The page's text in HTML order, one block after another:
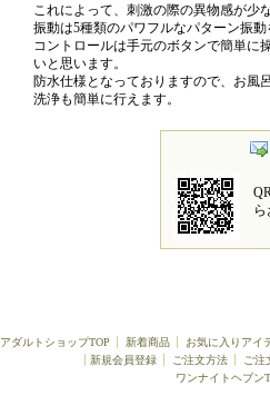
これによって、刺激の際の異物感が少
振動は5種類のパワフルなパターン振
コントロールは手元のボタンで簡単に
いと思います。
防水仕様となっておりますので、お風
洗浄も簡単に行えます。
アダルトショップTOP 新着商品
お気に入りアイ
新規会員登録
ご注文方法
ご注
ワンナイトヘブン